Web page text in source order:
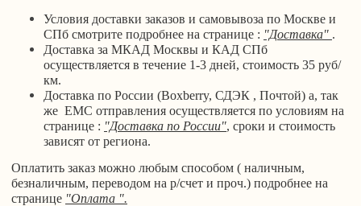
Условия доставки заказов и самовывоза по Москве и
СПб смотрите подробнее на странице : "Доставка" .
Доставка за МКАД Москвы и КАД СПб
осуществляется в течение 1-3 дней, стоимость 35 руб/
км.
Доставка по России (Boxberry, СДЭК , Почтой) а, так
же ЕМС отправления осуществляется по условиям на
странице : "Доставка по России", сроки и стоимость
зависят от региона.
Оплатить заказ можно любым способом ( наличным,
безналичным, переводом на р/счет и проч.) подробнее на
странице "Оплата ".